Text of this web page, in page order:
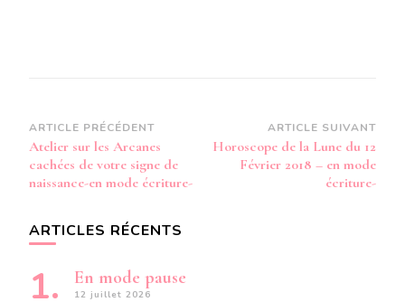
Navigation
d’article
ARTICLE PRÉCÉDENT
Atelier sur les Arcanes
cachées de votre signe de
naissance-en mode écriture-
ARTICLE SUIVANT
Horoscope de la Lune du 12
Février 2018 – en mode
écriture-
ARTICLES RÉCENTS
En mode pause
12 juillet 2026